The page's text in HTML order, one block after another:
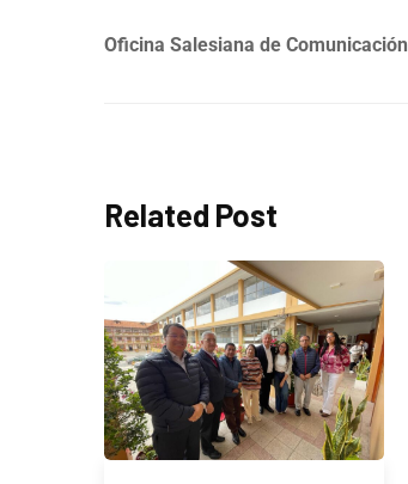
Oficina Salesiana de Comunicación
Related Post